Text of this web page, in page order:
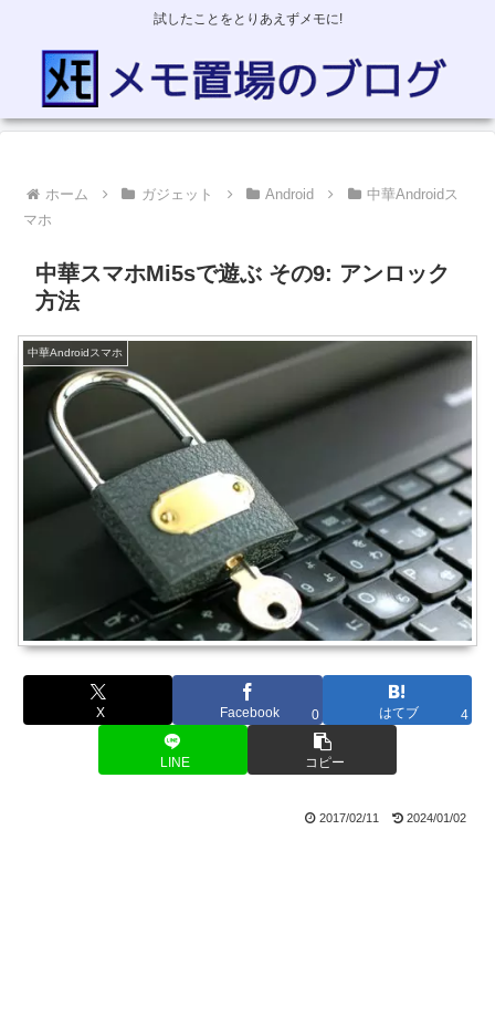
試したことをとりあえずメモに!
ホーム ガジェット Android
中華Androidス
マホ
中華スマホMi5sで遊ぶ その9: アンロック
方法
中華Androidスマホ
X Facebook 0 はてブ 4
LINE コピー
2017/02/11 2024/01/02